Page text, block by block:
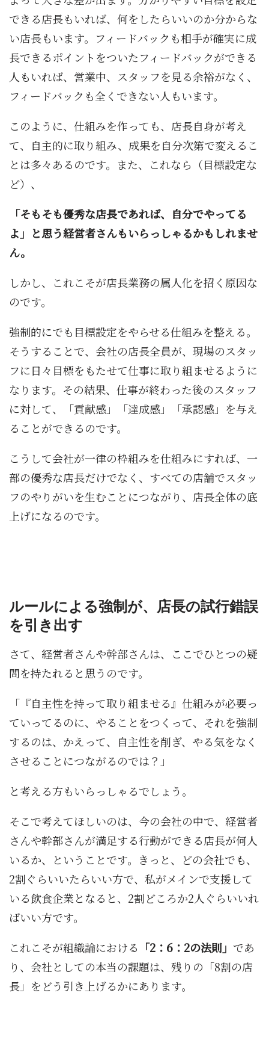
できる店長もいれば、何をしたらいいのか分からな
い店長もいます。フィードバックも相手が確実に成
長できるポイントをついたフィードバックができる
人もいれば、営業中、スタッフを見る余裕がなく、
フィードバックも全くできない人もいます。
このように、仕組みを作っても、店長自身が考え
て、自主的に取り組み、成果を自分次第で変えるこ
とは多々あるのです。また、これなら（目標設定な
ど）、
「そもそも優秀な店長であれば、自分でやってる
よ」と思う経営者さんもいらっしゃるかもしれませ
ん。
しかし、これこそが店長業務の属人化を招く原因な
のです。
強制的にでも目標設定をやらせる仕組みを整える。
そうすることで、会社の店長全員が、現場のスタッ
フに日々目標をもたせて仕事に取り組ませるように
なります。その結果、仕事が終わった後のスタッフ
に対して、「貢献感」「達成感」「承認感」を与え
ることができるのです。
こうして会社が一律の枠組みを仕組みにすれば、一
部の優秀な店長だけでなく、すべての店舗でスタッ
フのやりがいを生むことにつながり、店長全体の底
上げになるのです。
ルールによる強制が、店長の試行錯誤
を引き出す
さて、経営者さんや幹部さんは、ここでひとつの疑
問を持たれると思うのです。
「『自主性を持って取り組ませる』仕組みが必要っ
ていってるのに、やることをつくって、それを強制
するのは、かえって、自主性を削ぎ、やる気をなく
させることにつながるのでは？」
と考える方もいらっしゃるでしょう。
そこで考えてほしいのは、今の会社の中で、経営者
さんや幹部さんが満足する行動ができる店長が何人
いるか、ということです。きっと、どの会社でも、
2割ぐらいいたらいい方で、私がメインで支援して
いる飲食企業となると、2割どころか2人ぐらいいれ
ばいい方です。
これこそが組織論における 「2：6：2の法則」 であ
り、会社としての本当の課題は、残りの「8割の店
長」をどう引き上げるかにあります。